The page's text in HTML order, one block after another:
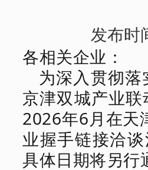
发布时
各相关企业：
为深入贯彻
京津双城产业
2026年6月在天
业握手链接洽
具体日期将另行